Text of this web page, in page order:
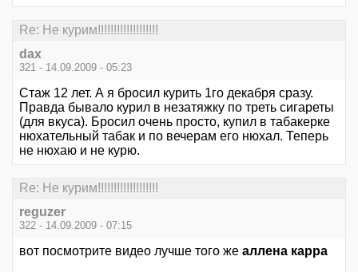
Re: Не курим!!!!!!!!!!!!!!!!!!!
dax
321 - 14.09.2009 - 05:23
Стаж 12 лет. А я бросил курить 1го декабря сразу.
Правда бывало курил в незатяжку по треть сигареты
(для вкуса). Бросил очень просто, купил в табакерке
нюхательный табак и по вечерам его нюхал. Теперь
не нюхаю и не курю.
Re: Не курим!!!!!!!!!!!!!!!!!!!
reguzer
322 - 14.09.2009 - 07:15
вот посмотрите видео лучше того же аллена карра